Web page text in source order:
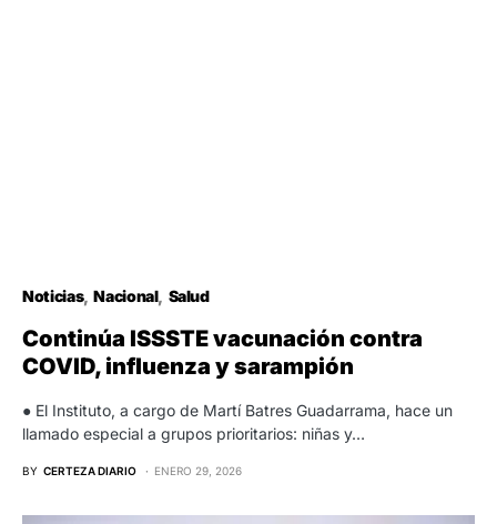
Noticias Nacional Salud
Continúa ISSSTE vacunación contra
COVID, influenza y sarampión
● El Instituto, a cargo de Martí Batres Guadarrama, hace un
llamado especial a grupos prioritarios: niñas y…
BY CERTEZA DIARIO ENERO 29, 2026